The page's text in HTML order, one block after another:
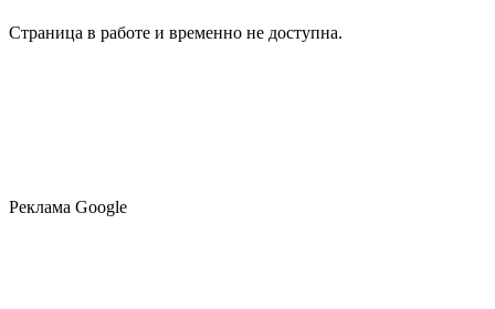
Страница в работе и временно не доступна.
Реклама Google